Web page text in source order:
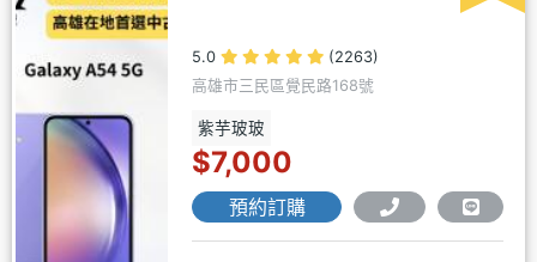
5.0
(2263)
高雄市三民區覺民路168號
紫芋玻玻
$7,000
預約訂購